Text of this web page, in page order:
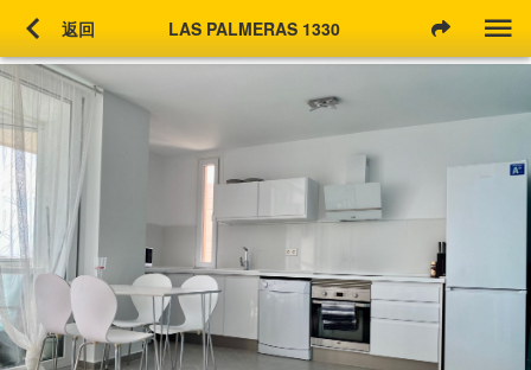
chevron_left 返回 LAS PALMERAS 1330